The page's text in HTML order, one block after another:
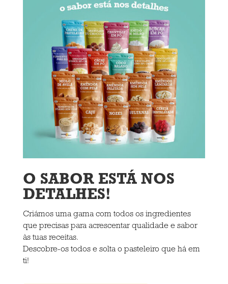
O SABOR ESTÁ NOS
DETALHES!
Criámos uma gama com todos os ingredientes
que precisas para acrescentar qualidade e sabor
às tuas receitas.
Descobre-os todos e solta o pasteleiro que há em
ti!